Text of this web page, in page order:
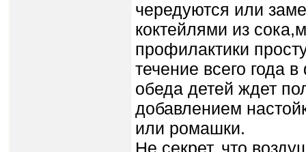
чередуются или
коктейлями из
профилактики
течение всего года
обеда детей ждет
добавлением
или ромашки.
Не секрет, что